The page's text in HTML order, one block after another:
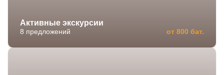
Активные экскурсии
8 предложений от 800 бат.